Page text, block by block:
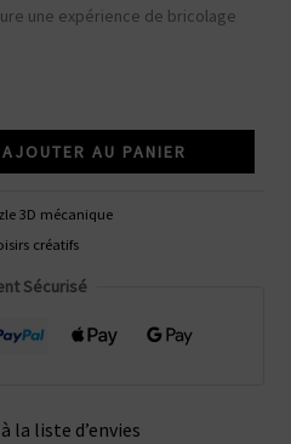
une expérience de bricolage
AJOUTER AU PANIER
3D mécanique
créatifs
Sécurisé
la liste d’envies